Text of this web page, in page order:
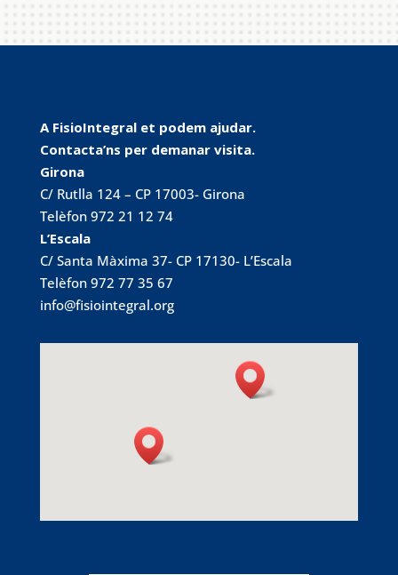
A FisioIntegral et podem ajudar.
Contacta’ns per demanar visita.
Girona
C/ Rutlla 124 – CP 17003- Girona
Telèfon 972 21 12 74
L’Escala
C/ Santa Màxima 37- CP 17130- L’Escala
Telèfon 972 77 35 67
info@fisiointegral.org